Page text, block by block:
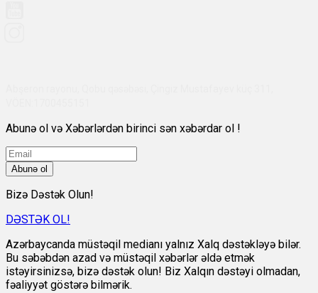
Abunə ol və Xəbərlərdən birinci sən xəbərdar ol !
Abunə ol
Bizə Dəstək Olun!
DƏSTƏK OL!
Azərbaycanda müstəqil medianı yalnız Xalq dəstəkləyə bilər.
Bu səbəbdən azad və müstəqil xəbərlər əldə etmək
istəyirsinizsə, bizə dəstək olun! Biz Xalqın dəstəyi olmadan,
fəaliyyət göstərə bilmərik.